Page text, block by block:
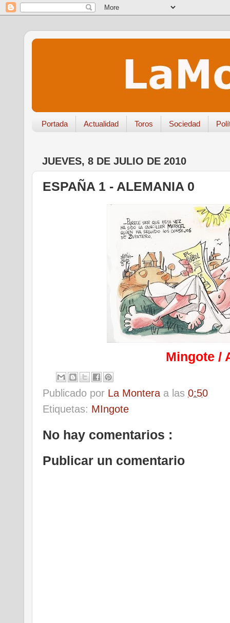
Portada Actualidad Toros Sociedad
JUEVES, 8 DE JULIO DE 2010
ESPAÑA 1 - ALEMANIA 0
Mingote /
Publicado por La Montera a las 0:50
Etiquetas: MIngote
No hay comentarios :
Publicar un comentario